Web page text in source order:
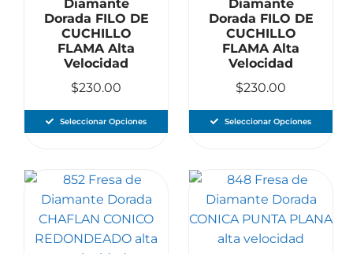
Diamante
Dorada FILO DE
CUCHILLO
FLAMA Alta
Velocidad
$230.00
Seleccionar Opciones
Diamante
Dorada FILO DE
CUCHILLO
FLAMA Alta
Velocidad
$230.00
Seleccionar Opciones